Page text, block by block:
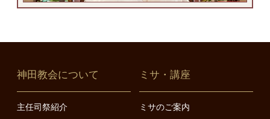
神田教会について
主任司祭紹介
ミサ・講座
ミサのご案内